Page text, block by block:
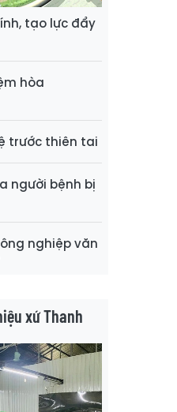
tạo lực đẩy
hòa
trước thiên tai
người bệnh bị
nghiệp văn
xứ Thanh